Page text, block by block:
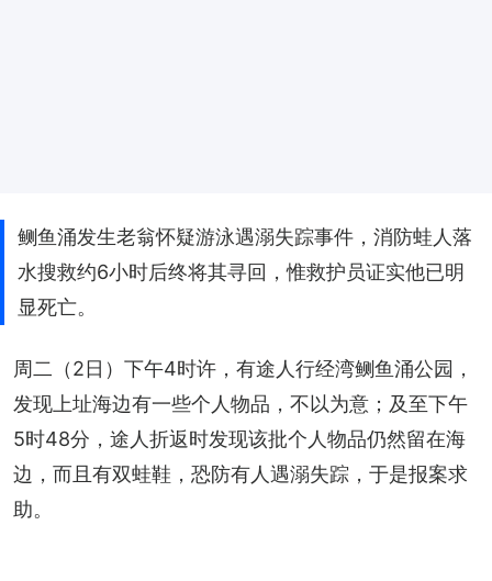
鲗鱼涌发生老翁怀疑游泳遇溺失踪事件，消防蛙人落
水搜救约6小时后终将其寻回，惟救护员证实他已明
显死亡。
周二（2日）下午4时许，有途人行经湾鲗鱼涌公园，
发现上址海边有一些个人物品，不以为意；及至下午
5时48分，途人折返时发现该批个人物品仍然留在海
边，而且有双蛙鞋，恐防有人遇溺失踪，于是报案求
助。